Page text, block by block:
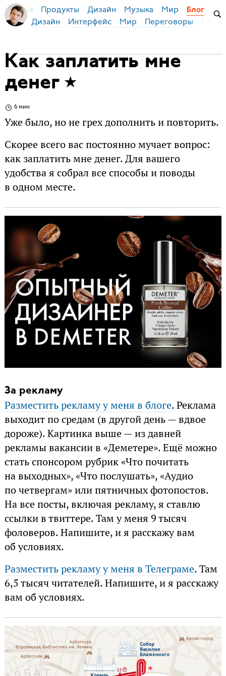
Бирман Продукты Дизайн Музыка Мир Блог
Дизайн Интерфейс Мир Переговоры
Как заплатить мне
денег
6 мин
Уже было, но не грех дополнить и повторить.
Скорее всего вас постоянно мучает вопрос:
как заплатить мне денег. Для вашего
удобства я собрал все способы и поводы
в одном месте.
За рекламу
Разместить рекламу у меня в блоге. Реклама
выходит по средам (в другой день — вдвое
дороже). Картинка выше — из давней
рекламы вакансии в «Деметере». Ещё можно
стать спонсором рубрик «Что почитать
на выходных», «Что послушать», «Аудио
по четвергам» или пятничных фотопостов.
На все посты, включая рекламу, я ставлю
ссылки в твиттере. Там у меня 9 тысяч
фоловеров. Напишите, и я расскажу вам
об условиях.
Разместить рекламу у меня в Телеграме. Там
6,5 тысяч читателей. Напишите, и я расскажу
вам об условиях.